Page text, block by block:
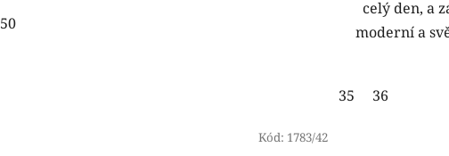
50
celý den, a
moderní a
35 36
Kód: 1783/42